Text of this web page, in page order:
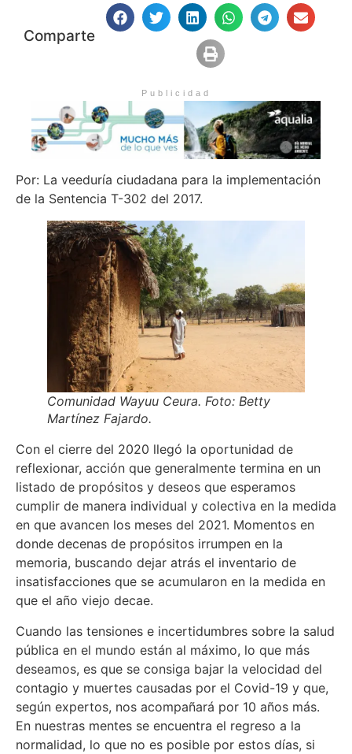
Comparte
Publicidad
Por: La veeduría ciudadana para la implementación
de la Sentencia T-302 del 2017.
Comunidad Wayuu Ceura. Foto: Betty
Martínez Fajardo.
Con el cierre del 2020 llegó la oportunidad de
reflexionar, acción que generalmente termina en un
listado de propósitos y deseos que esperamos
cumplir de manera individual y colectiva en la medida
en que avancen los meses del 2021. Momentos en
donde decenas de propósitos irrumpen en la
memoria, buscando dejar atrás el inventario de
insatisfacciones que se acumularon en la medida en
que el año viejo decae.
Cuando las tensiones e incertidumbres sobre la salud
pública en el mundo están al máximo, lo que más
deseamos, es que se consiga bajar la velocidad del
contagio y muertes causadas por el Covid-19 y que,
según expertos, nos acompañará por 10 años más.
En nuestras mentes se encuentra el regreso a la
normalidad, lo que no es posible por estos días, si